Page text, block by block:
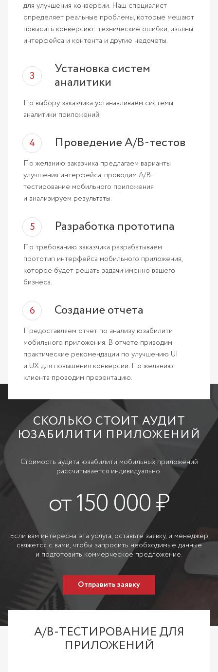
для улучшения конверсии. Наш специалист
определяет реальные проблемы, которые мешают
повысить конверсию: технические ошибки, изъяны
интерфейса и контента и другие недочеты.
Установка систем
аналитики
По выбору заказчика устанавливаем системы
аналитики приложений.
Проведение A/B-тестов
По желанию заказчика предлагаем варианты
улучшения интерфейса, проводим A/B-
тестирование мобильного приложения
и анализируем результаты.
Разработка прототипа
По требованию заказчика разрабатываем
прототип интерфейса мобильного приложения,
которое будет решать задачи именно вашего
бизнеса.
Создание отчета
Предоставляем отчет по анализу юзабилити
мобильного приложения. В отчете приводим
практические рекомендации по улучшению UI
и UX для повышения конверсии. По желанию
клиента проводим презентацию.
СКОЛЬКО СТОИТ АУДИТ
ЮЗАБИЛИТИ ПРИЛОЖЕНИЙ
Стоимость аудита юзабилити мобильных приложений
рассчитывается индивидуально.
от 150 000 ₽
Если вам интересна эта услуга, оставьте заявку, и менеджер
свяжется с вами, чтобы запросить необходимые данные
и подготовить коммерческое предложение.
Отправить заявку
A/B-ТЕСТИРОВАНИЕ ДЛЯ
ПРИЛОЖЕНИЙ